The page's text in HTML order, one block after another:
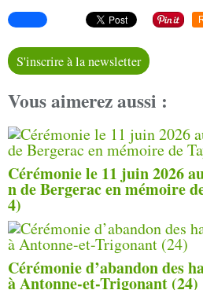
S'inscrire à la newsletter
Vous aimerez aussi :
Cérémonie le 11 juin 2026
n de Bergerac en mémoire
4)
Cérémonie d’abandon des
à Antonne-et-Trigonant (24)